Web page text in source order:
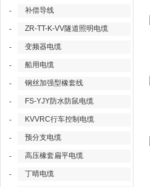
- 补偿导线
- ZR-TT-K-VV隧道照明电缆
- 变频器电缆
- 船用电缆
- 钢丝加强型橡套线
- FS-YJY防水防鼠电缆
- KVVRC行车控制电缆
- 预分支电缆
- 高压橡套扁平电缆
- 丁晴电缆